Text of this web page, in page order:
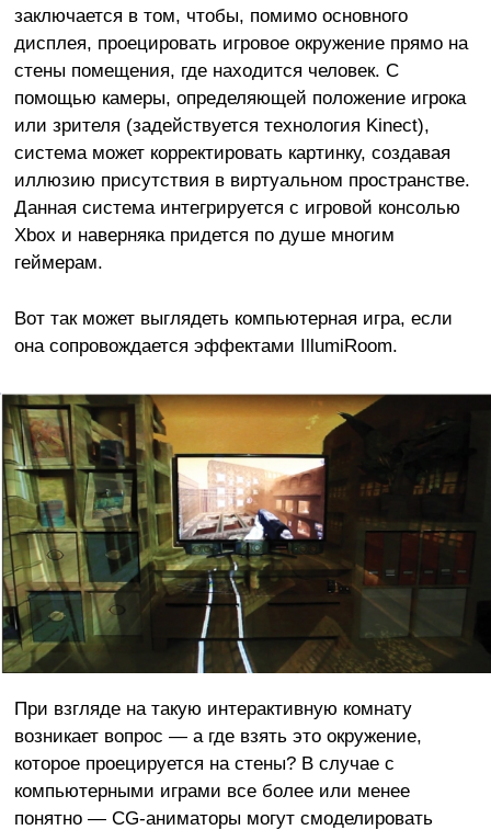
заключается в том, чтобы, помимо основного
дисплея, проецировать игровое окружение прямо на
стены помещения, где находится человек. С
помощью камеры, определяющей положение игрока
или зрителя (задействуется технология Kinect),
система может корректировать картинку, создавая
иллюзию присутствия в виртуальном пространстве.
Данная система интегрируется с игровой консолью
Xbox и наверняка придется по душе многим
геймерам.
Вот так может выглядеть компьютерная игра, если
она сопровождается эффектами IllumiRoom.
При взгляде на такую интерактивную комнату
возникает вопрос — а где взять это окружение,
которое проецируется на стены? В случае с
компьютерными играми все более или менее
понятно — CG-аниматоры могут смоделировать